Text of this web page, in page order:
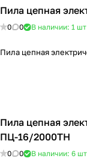
Пила цепная
0 0 В наличии: 1 шт
Пила цепная
Пила цепная
ПЦ-16/2000ТН
0 0 В наличии: 6 шт